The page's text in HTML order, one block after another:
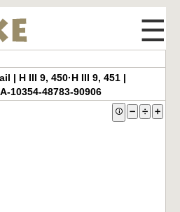
☰
| H III 9, 450·H III 9, 451 |
10354-48783-90906